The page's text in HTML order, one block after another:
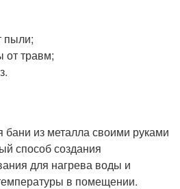
пыли;
от травм;
бани из металла своими руками
способ создания
для нагрева воды и
в помещении.